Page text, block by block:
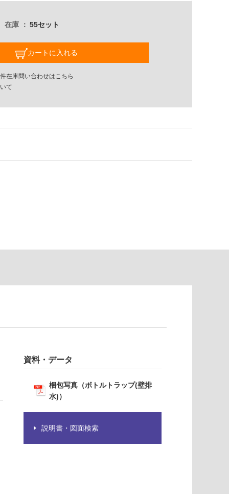
在庫 55セット
カートに入れる
在庫問い合わせはこちら
て
資料・データ
梱包写真（ボトルトラップ(壁排
水)）
説明書・図面検索